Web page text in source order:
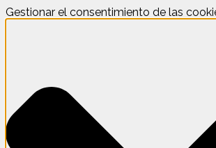
Gestionar el consentimiento de las